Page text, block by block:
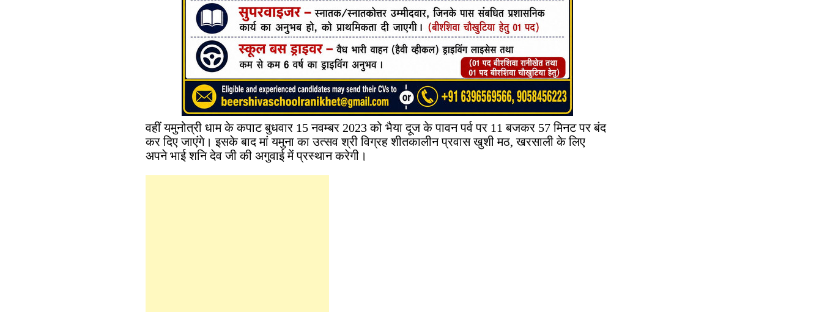
वहीं यमुनोत्री धाम के कपाट बुधवार 15 नवम्बर 2023 को भैया दूज के पावन पर्व पर 11 बजकर 57 मिनट पर बंद
कर दिए जाएंगे। इसके बाद मां यमुना का उत्सव श्री विग्रह शीतकालीन प्रवास खुशी मठ, खरसाली के लिए
अपने भाई शनि देव जी की अगुवाई में प्रस्थान करेगी।